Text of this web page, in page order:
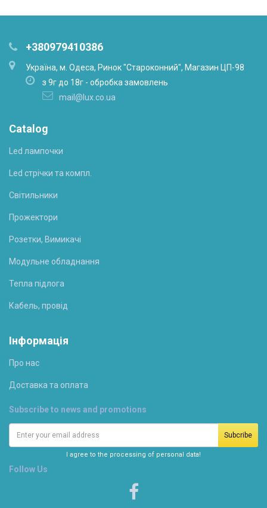
+380979410386
Українa, м. Одеса, Ринок "Староконний", Магазин ЦП-98
з 9г до 18г - обробка замовлень
mail@lux.co.ua
Catalog
Led лампочки
Led стрічки та компл.
Світильники
Прожектори
Розетки, Вимикачі
Модульне обладнання
Тепла підлога
Кабель, провід
Інформація
Про нас
Доставка та оплата
Subscribe to news and promotions
I agree to the processing of personal data!
Follow Us